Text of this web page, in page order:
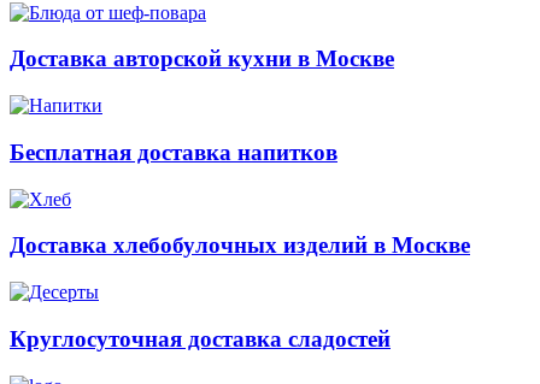
Доставка авторской кухни в Москве
Бесплатная доставка напитков
Доставка хлебобулочных изделий в Москве
Круглосуточная доставка сладостей